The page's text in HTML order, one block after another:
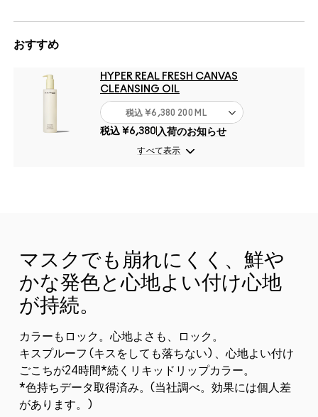
おすすめ
HYPER REAL FRESH CANVAS
CLEANSING OIL
税込 ¥6,380 200 ML
税込 ¥6,380 入荷のお知らせ
すべて表示
マスクでも崩れにくく、鮮や
かな発色と心地よい付け心地
が持続。
カラーもロック。心地よさも、ロック。
キスプルーフ (キスをしても落ちない) 、心地よい付け
ごこちが24時間*続くリキッドリップカラー。
*色持ちデータ取得済み。(当社調べ。効果には個人差
があります。)